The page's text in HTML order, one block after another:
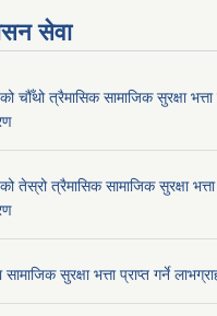
सेवा
त्रैमासिक सामाजिक सुरक्षा भत्ता
त्रैमासिक सामाजिक सुरक्षा भत्ता
सुरक्षा भत्ता प्राप्त गर्ने